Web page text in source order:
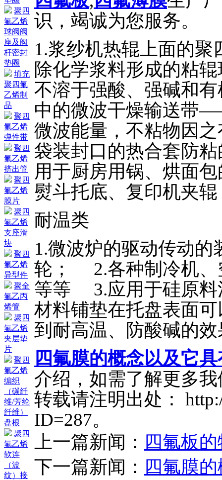
聚四
氟乙烯
球阀阀
座及阀
杆密封
垫圈
填充
聚四氟
乙烯制
品
聚四
氟乙烯
弹性带
聚四
氟乙烯
挤出管
聚四
氟乙烯
膜片
聚四
氟乙烯
支座滑
块
聚四
氟乙烯
异型件
聚全
氟乙丙
烯管
聚四
氟乙烯
夹层垫
片
聚四
氟乙烯
编织
（碳纤
维/芳纶
纤维）
盘根
聚四
氟乙烯
软连
（波
纹）接
识，竭诚为您服务。
1.浆纱机热辊上面的
除化学浆料形成的粘
不溶于强酸、强碱和
中的微波干燥输送带
微波能量，不粘物因
袋装封口的热合套防
用于厨房用锅、烘面
熨斗托底、复印机夹辊
耐温类
1.微波炉的驱动传动
轮； 2.各种制冷机、
等等 3.应用于硅原料
材料铺垫在托盘表面
到耐高温、防酸碱的效
四氟膜的概念以及它
介绍，如需了解更多
转载请注明出处：
ID=287。
上一篇新闻： 四氟板
下一篇新闻： 四氟膜